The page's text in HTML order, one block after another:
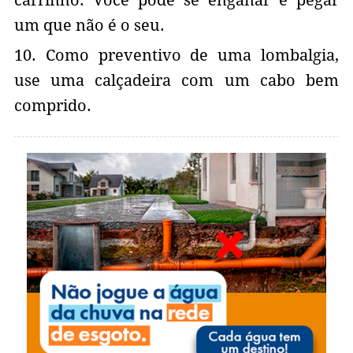
um que não é o seu.
10. Como preventivo de uma lombalgia,
use uma calçadeira com um cabo bem
comprido.